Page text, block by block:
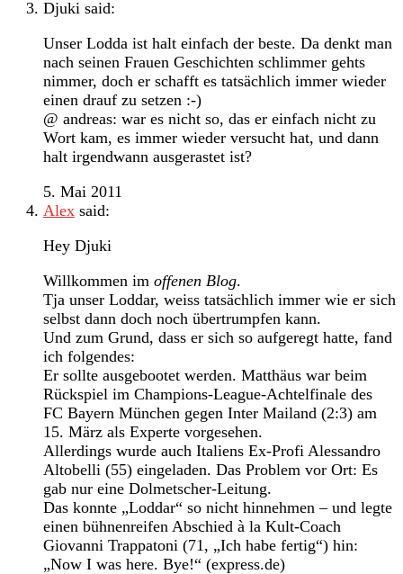
Djuki said:
Unser Lodda ist halt einfach der beste. Da denkt man
nach seinen Frauen Geschichten schlimmer gehts
nimmer, doch er schafft es tatsächlich immer wieder
einen drauf zu setzen :-)
@ andreas: war es nicht so, das er einfach nicht zu
Wort kam, es immer wieder versucht hat, und dann
halt irgendwann ausgerastet ist?
5. Mai 2011
Alex said:
Hey Djuki
Willkommen im offenen Blog.
Tja unser Loddar, weiss tatsächlich immer wie er sich
selbst dann doch noch übertrumpfen kann.
Und zum Grund, dass er sich so aufgeregt hatte, fand
ich folgendes:
Er sollte ausgebootet werden. Matthäus war beim
Rückspiel im Champions-League-Achtelfinale des
FC Bayern München gegen Inter Mailand (2:3) am
15. März als Experte vorgesehen.
Allerdings wurde auch Italiens Ex-Profi Alessandro
Altobelli (55) eingeladen. Das Problem vor Ort: Es
gab nur eine Dolmetscher-Leitung.
Das konnte „Loddar“ so nicht hinnehmen – und legte
einen bühnenreifen Abschied à la Kult-Coach
Giovanni Trappatoni (71, „Ich habe fertig“) hin:
„Now I was here. Bye!“ (express.de)